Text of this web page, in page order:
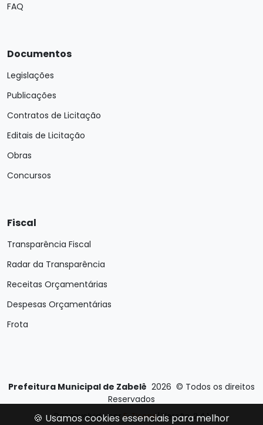
FAQ
Documentos
Legislações
Publicações
Contratos de Licitação
Editais de Licitação
Obras
Concursos
Fiscal
Transparência Fiscal
Radar da Transparência
Receitas Orçamentárias
Despesas Orçamentárias
Frota
Prefeitura Municipal de Zabelê 2026 © Todos os direitos
Reservados
Desenvolvido porE-Ticons| Versão: 2.4.1
🍪 Usamos cookies essenciais para melhor